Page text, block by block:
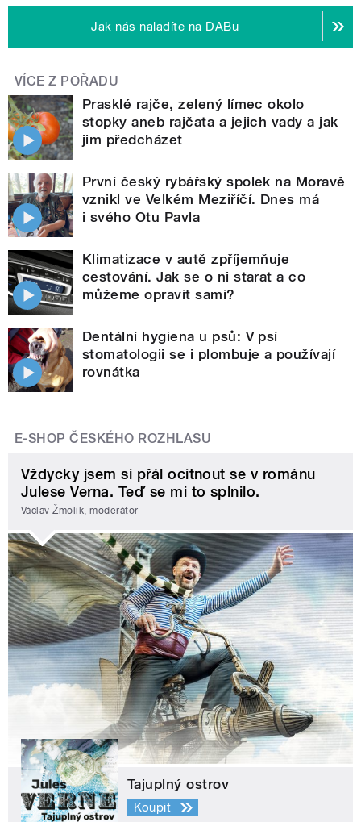
Jak nás naladíte na DABu
VÍCE Z POŘADU
Prasklé rajče, zelený límec okolo
stopky aneb rajčata a jejich vady a jak
jim předcházet
První český rybářský spolek na Moravě
vznikl ve Velkém Meziříčí. Dnes má
i svého Otu Pavla
Klimatizace v autě zpříjemňuje
cestování. Jak se o ni starat a co
můžeme opravit sami?
Dentální hygiena u psů: V psí
stomatologii se i plombuje a používají
rovnátka
E-SHOP ČESKÉHO ROZHLASU
Vždycky jsem si přál ocitnout se v románu
Julese Verna. Teď se mi to splnilo.
Václav Žmolík, moderátor
Tajuplný ostrov
Koupit